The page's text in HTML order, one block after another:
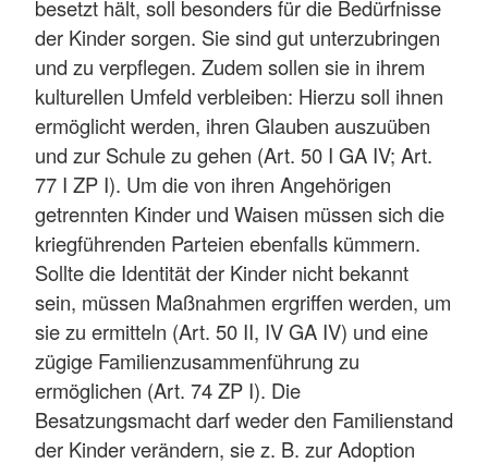
besetzt hält, soll besonders für die Bedürfnisse
der Kinder sorgen. Sie sind gut unterzubringen
und zu verpflegen. Zudem sollen sie in ihrem
kulturellen Umfeld verbleiben: Hierzu soll ihnen
ermöglicht werden, ihren Glauben auszuüben
und zur Schule zu gehen (Art. 50 I GA IV; Art.
77 I ZP I). Um die von ihren Angehörigen
getrennten Kinder und Waisen müssen sich die
kriegführenden Parteien ebenfalls kümmern.
Sollte die Identität der Kinder nicht bekannt
sein, müssen Maßnahmen ergriffen werden, um
sie zu ermitteln (Art. 50 II, IV GA IV) und eine
zügige Familienzusammenführung zu
ermöglichen (Art. 74 ZP I). Die
Besatzungsmacht darf weder den Familienstand
der Kinder verändern, sie z. B. zur Adoption